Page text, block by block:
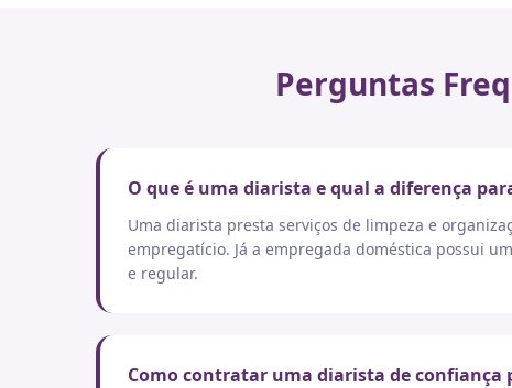
Perguntas
O que é uma diarista e qual a diferença
Uma diarista presta serviços de limpeza e
empregatício. Já a empregada doméstica possui
e regular.
Como contratar uma diarista de confiança